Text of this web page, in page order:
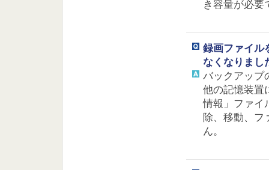
き容量が必要
録画ファイル
なくなりまし
バックアップ
他の記憶装置
情報」ファイ
除、移動、フ
ん。